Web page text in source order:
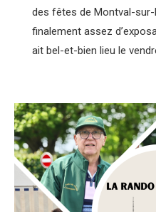
des fêtes de Montval-sur-
finalement assez
ait bel-et-bien lieu le